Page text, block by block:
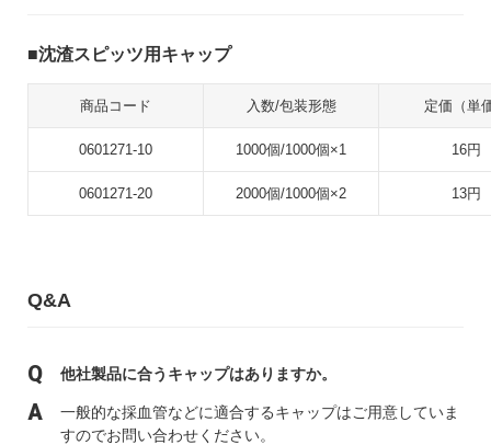
沈渣スピッツ用キャップ
商品コード 入数/包装形態 定価（単
0601271-10 1000個/1000個×1 16円
0601271-20 2000個/1000個×2 13円
Q&A
他社製品に合うキャップはありますか。
一般的な採血管などに適合するキャップはご用意していま
すのでお問い合わせください。